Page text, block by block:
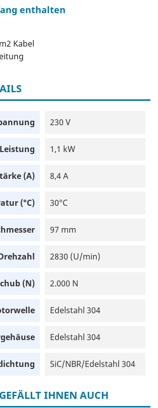
enthalten
Kabel
230 V
Leistung 1,1 kW
(A) 8,4 A
(°C) 30°C
97 mm
2830 (U/min)
(N) 2.000 N
Edelstahl 304
Edelstahl 304
SiC/NBR/Edelstahl 304
IHNEN AUCH